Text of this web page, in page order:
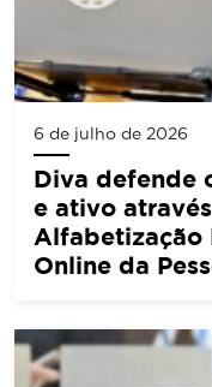
6 de julho de 2026
Diva defende
e ativo
Alfabetização
Online da